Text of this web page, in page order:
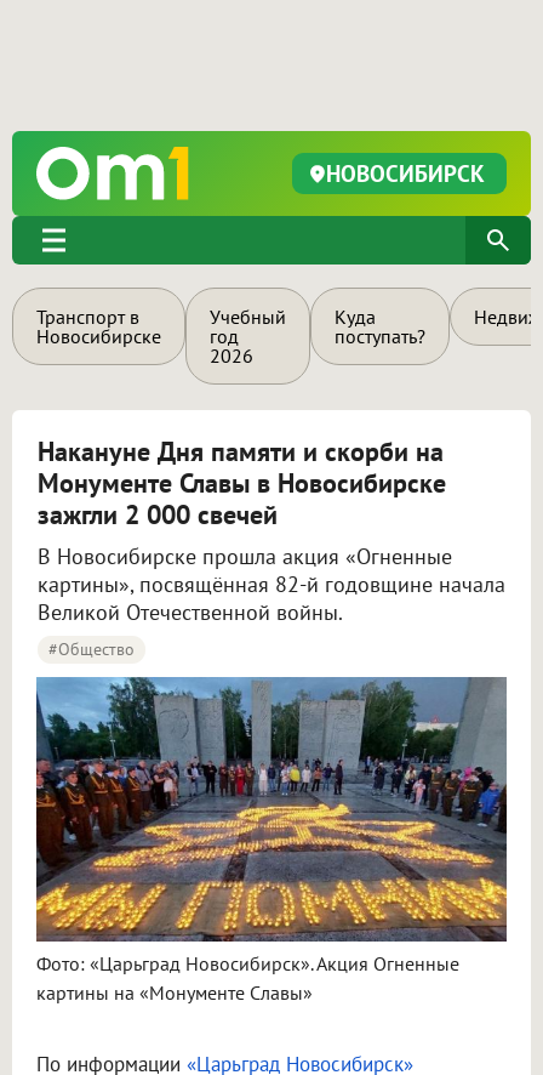
НОВОСИБИРСК
Транспорт в
Новосибирске
Учебный
год
2026
Куда
поступать?
Накануне Дня памяти и скорби на
Монументе Славы в Новосибирске
зажгли 2 000 свечей
В Новосибирске прошла акция «Огненные
картины», посвящённая 82-й годовщине начала
Великой Отечественной войны.
#Общество
Фото: «Царьград Новосибирск». Акция Огненные
картины на «Монументе Славы»
По информации «Царьград Новосибирск»